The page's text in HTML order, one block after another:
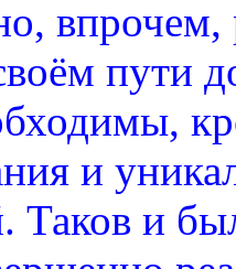
пути
и
Таков и